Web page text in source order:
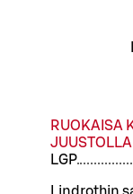
RUOKAISA
JUUSTOLLA
LGP